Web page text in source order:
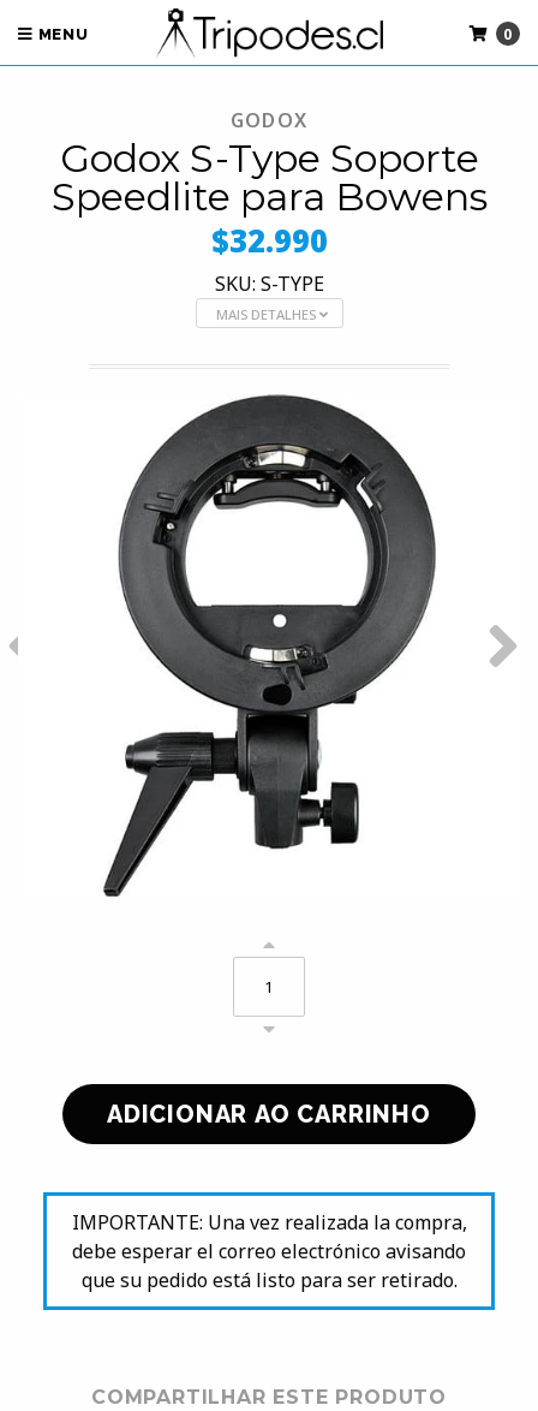
MENU 0
GODOX
Godox S-Type Soporte
Speedlite para Bowens
$32.990
SKU: S-TYPE
MAIS DETALHES
IMPORTANTE: Una vez realizada la compra,
debe esperar el correo electrónico avisando
que su pedido está listo para ser retirado.
COMPARTILHAR ESTE PRODUTO